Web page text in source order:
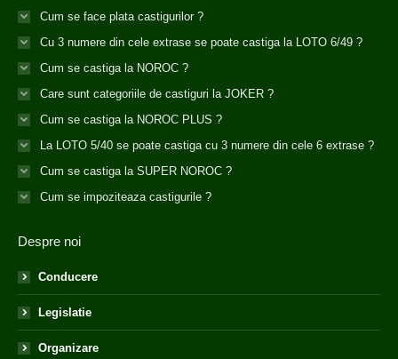
Cum se face plata castigurilor ?
Cu 3 numere din cele extrase se poate castiga la LOTO 6/49 ?
Cum se castiga la NOROC ?
Care sunt categoriile de castiguri la JOKER ?
Cum se castiga la NOROC PLUS ?
La LOTO 5/40 se poate castiga cu 3 numere din cele 6 extrase ?
Cum se castiga la SUPER NOROC ?
Cum se impoziteaza castigurile ?
Despre noi
Conducere
Legislatie
Organizare